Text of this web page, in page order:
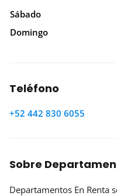
Sábado
Domingo
Teléfono
+52 442 830 6055
Sobre
Departamentos En Renta